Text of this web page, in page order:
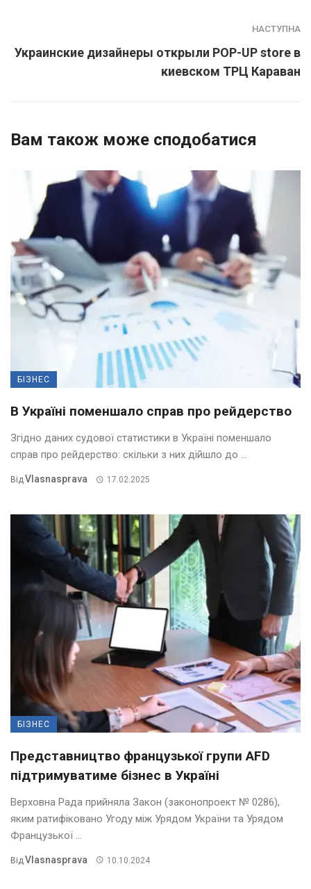
НАСТУПНА
Украинские дизайнеры открыли POP-UP store в
киевском ТРЦ Караван
Вам також може сподобатися
БІЗНЕС
В Україні поменшало справ про рейдерство
Згідно даних судової статистики в Україні поменшало
справ про рейдерство: скільки з них дійшло до ...
ВідVlasnasprava 17.02.2025
БІЗНЕС
Представництво французької групи AFD
підтримуватиме бізнес в Україні
Верховна Рада прийняла Закон (законопроект № 0286),
яким ратифіковано Угоду між Урядом України та Урядом
Французької ...
Від Vlasnasprava 10.10.2024